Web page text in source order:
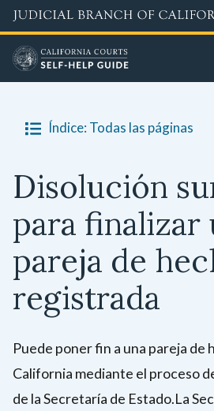
Skip
to
main
content
Índice: Todas las páginas
Disolución
para finalizar
pareja de
registrada
Puede poner fin a una pareja de
California mediante el proceso
de la Secretaría de Estado.La